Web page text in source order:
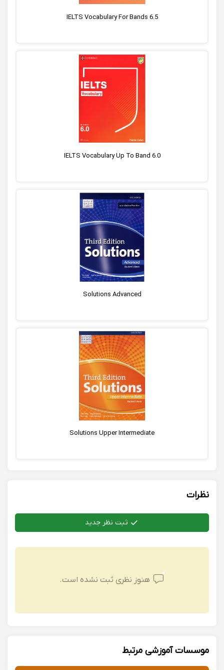
IELTS Vocabulary For Bands 6.5
IELTS Vocabulary Up To Band 6.0
Solutions Advanced
Solutions Upper Intermediate
نظرات
ثبت نظر جدید
هنوز نظری ثبت نشده است.
موسسات آموزشی مرتبط